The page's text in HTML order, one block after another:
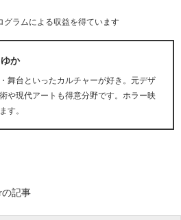
ラムによる収益を得ています
か
舞台といったカルチャーが好き。元デザ
や現代アートも得意分野です。ホラー映
す。
記事